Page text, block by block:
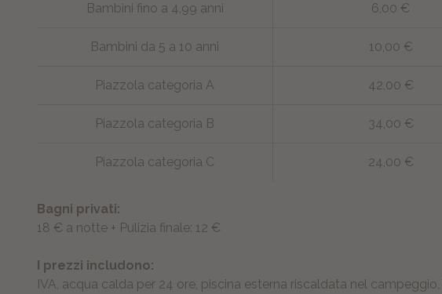
Bambini fino a 4,99 anni
Bambini da 5 a 10 anni
Piazzola categoria A
Piazzola categoria B
Piazzola categoria C
6,00 €
10,00 €
42,00 €
34,00 €
24,00 €
Bagni privati:
18 € a notte + Pulizia finale: 12 €
I prezzi includono:
IVA, acqua calda per 24 ore, piscina esterna riscaldata nel campeggio,